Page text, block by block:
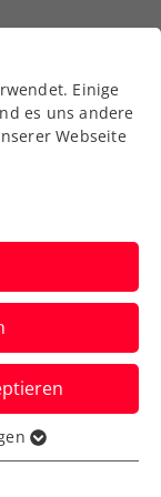
rot-
sich in
Einige
es uns andere
Webseite